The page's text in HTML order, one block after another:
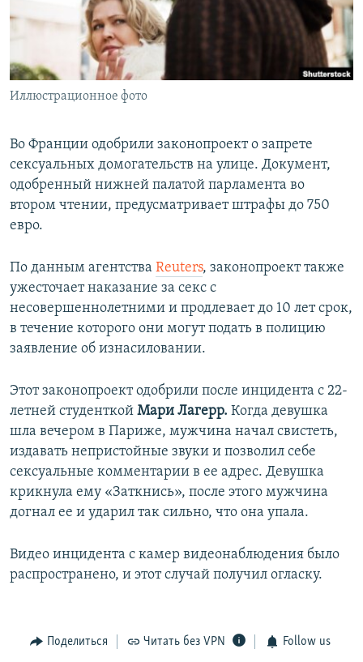
ПОБЕДИТЕЛЕЙ НЕ СУДЯТ?
КРЫМ.НЕПОКОРЕННЫЙ
ELIFBE
УКРАИНСКАЯ ПРОБЛЕМА КРЫМА
ПРИСОЕДИНЯЙТЕСЬ!
Иллюстрационное фото
Во Франции одобрили законопроект о запрете
сексуальных домогательств на улице. Документ,
одобренный нижней палатой парламента во
втором чтении, предусматривает штрафы до 750
евро.
По данным агентства Reuters, законопроект также
ужесточает наказание за секс с
несовершеннолетними и продлевает до 10 лет срок,
в течение которого они могут подать в полицию
заявление об изнасиловании.
Этот законопроект одобрили после инцидента с 22-
летней студенткой Мари Лагерр. Когда девушка
шла вечером в Париже, мужчина начал свистеть,
издавать непристойные звуки и позволил себе
сексуальные комментарии в ее адрес. Девушка
крикнула ему «Заткнись», после этого мужчина
догнал ее и ударил так сильно, что она упала.
Видео инцидента с камер видеонаблюдения было
распространено, и этот случай получил огласку.
Поделиться Читать без VPN Follow us